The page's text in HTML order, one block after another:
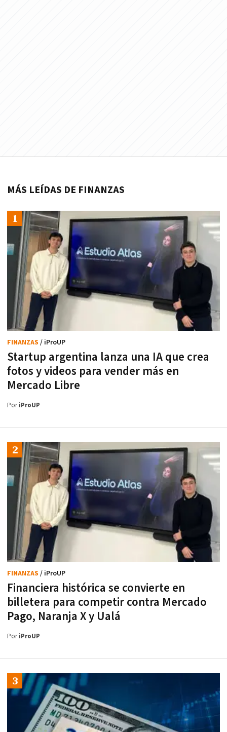
MÁS LEÍDAS DE FINANZAS
Startup argentina lanza una IA que crea
fotos y videos para vender más en
Mercado Libre
FINANZAS / iProUP
PoriProUP
Financiera histórica se convierte en
billetera para competir contra Mercado
Pago, Naranja X y Ualá
FINANZAS / iProUP
PoriProUP